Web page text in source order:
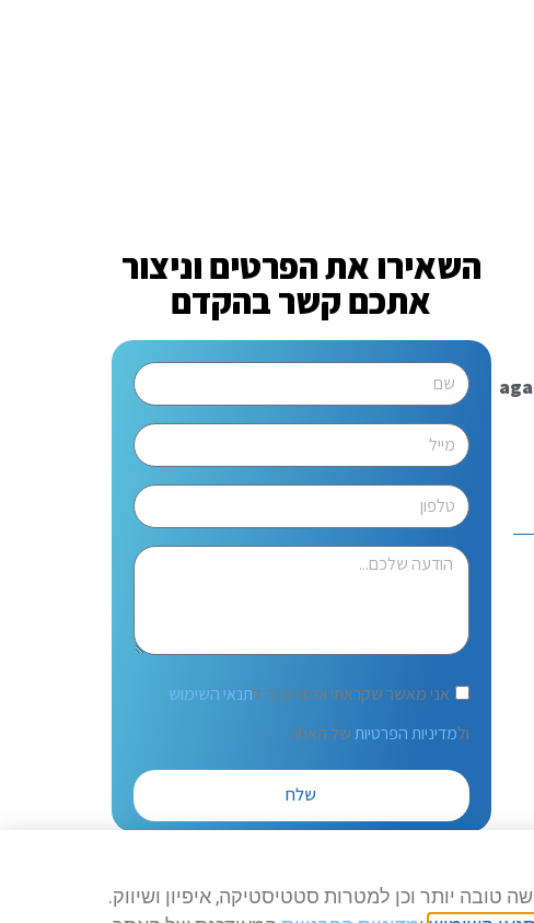
השאירו את הפרטים וניצור
אתכם קשר בהקדם
אני מאשר שקראתי ומסכים/ה לתנאי השימוש
ולמדיניות הפרטיותשל האתר.
שלח